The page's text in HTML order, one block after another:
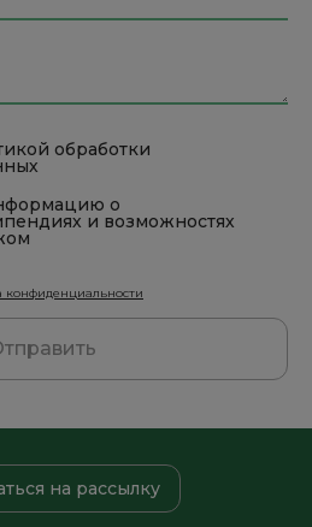
обработки
о
и возможностях
конфиденциальности
на рассылку